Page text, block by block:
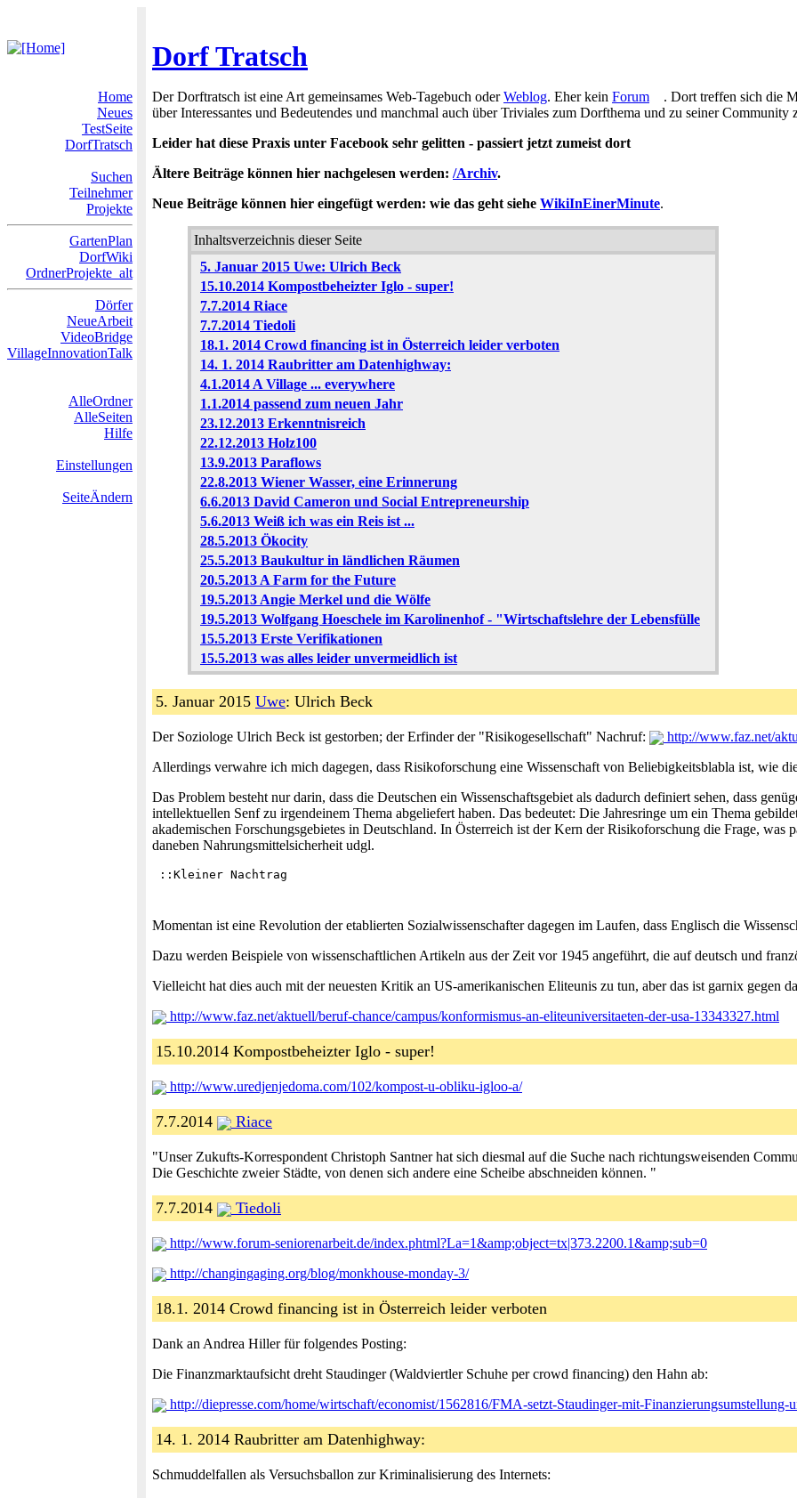
Dorf Tratsch
Home
Neues
TestSeite
DorfTratsch
Suchen
Teilnehmer
Projekte
GartenPlan
DorfWiki
OrdnerProjekte_alt
Dörfer
NeueArbeit
VideoBridge
VillageInnovationTalk
AlleOrdner
AlleSeiten
Hilfe
Einstellungen
SeiteÄndern
Der Dorftratsch ist eine Art gemeinsames Web-Tagebuch oderWeblog. Eher kein Forum
. Dort treffen sich die
über Interessantes und Bedeutendes und manchmal auch über Triviales zum Dorfthema und zu seiner Community
Leider hat diese Praxis unter Facebook sehr gelitten - passiert jetzt zumeist dort
Ältere Beiträge können hier nachgelesen werden: /Archiv.
Neue Beiträge können hier eingefügt werden: wie das geht siehe WikiInEinerMinute.
Inhaltsverzeichnis dieser Seite
5. Januar 2015 Uwe: Ulrich Beck
15.10.2014 Kompostbeheizter Iglo - super!
7.7.2014 Riace
7.7.2014 Tiedoli
18.1. 2014 Crowd financing ist in Österreich leider verboten
14. 1. 2014 Raubritter am Datenhighway:
4.1.2014 A Village ... everywhere
1.1.2014 passend zum neuen Jahr
23.12.2013 Erkenntnisreich
22.12.2013 Holz100
13.9.2013 Paraflows
22.8.2013 Wiener Wasser, eine Erinnerung
6.6.2013 David Cameron und Social Entrepreneurship
5.6.2013 Weiß ich was ein Reis ist ...
28.5.2013 Ökocity
25.5.2013 Baukultur in ländlichen Räumen
20.5.2013 A Farm for the Future
19.5.2013 Angie Merkel und die Wölfe
19.5.2013 Wolfgang Hoeschele im Karolinenhof - "Wirtschaftslehre der Lebensfülle
15.5.2013 Erste Verifikationen
15.5.2013 was alles leider unvermeidlich ist
5. Januar 2015 Uwe: Ulrich Beck
Der Soziologe Ulrich Beck ist gestorben; der Erfinder der "Risikogesellschaft" Nachruf:
http://www.faz.net/
Allerdings verwahre ich mich dagegen, dass Risikoforschung eine Wissenschaft von Beliebigkeitsblabla ist, wie
Das Problem besteht nur darin, dass die Deutschen ein Wissenschaftsgebiet als dadurch definiert sehen, dass
intellektuellen Senf zu irgendeinem Thema abgeliefert haben. Das bedeutet: Die Jahresringe um ein Thema
akademischen Forschungsgebietes in Deutschland. In Österreich ist der Kern der Risikoforschung die Frage,
daneben Nahrungsmittelsicherheit udgl.
Momentan ist eine Revolution der etablierten Sozialwissenschafter dagegen im Laufen, dass Englisch die
Dazu werden Beispiele von wissenschaftlichen Artikeln aus der Zeit vor 1945 angeführt, die auf deutsch und
Vielleicht hat dies auch mit der neuesten Kritik an US-amerikanischen Eliteunis zu tun, aber das ist garnix gegen
http://www.faz.net/aktuell/beruf-chance/campus/konformismus-an-eliteuniversitaeten-der-usa-13343327.html
15.10.2014 Kompostbeheizter Iglo - super!
http://www.uredjenjedoma.com/102/kompost-u-obliku-igloo-a/
7.7.2014 Riace
"Unser Zukufts-Korrespondent Christoph Santner hat sich diesmal auf die Suche nach richtungsweisenden
Die Geschichte zweier Städte, von denen sich andere eine Scheibe abschneiden können. "
7.7.2014 Tiedoli
http://www.forum-seniorenarbeit.de/index.phtml?La=1&amp;object=tx|373.2200.1&amp;sub=0
http://changingaging.org/blog/monkhouse-monday-3/
18.1. 2014 Crowd financing ist in Österreich leider verboten
Dank an Andrea Hiller für folgendes Posting:
Die Finanzmarktaufsicht dreht Staudinger (Waldviertler Schuhe per crowd financing) den Hahn ab:
http://diepresse.com/home/wirtschaft/economist/1562816/FMA-setzt-Staudinger-mit-Finanzierungsumstellung-
14. 1. 2014 Raubritter am Datenhighway:
Schmuddelfallen als Versuchsballon zur Kriminalisierung des Internets: